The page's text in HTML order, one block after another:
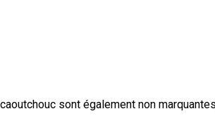
sont également non